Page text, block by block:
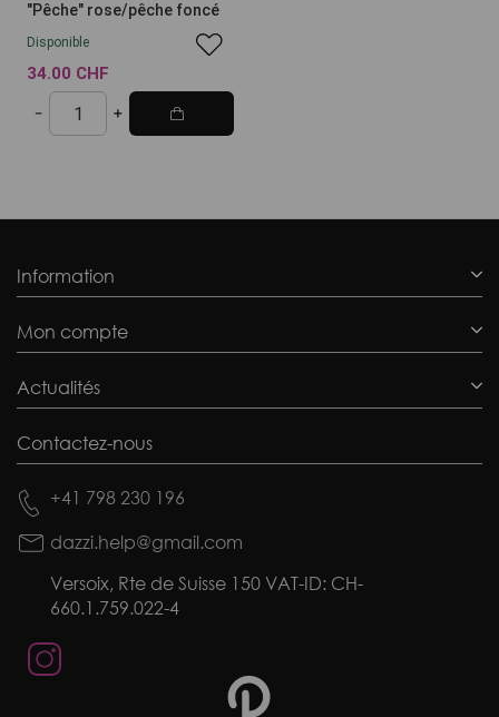
"Pêche" rose/pêche foncé
Disponible
34.00 CHF
Information
Mon compte
Actualités
Contactez-nous
+41 798 230 196
dazzi.help@gmail.com
Versoix, Rte de Suisse 150 VAT-ID: CH-
660.1.759.022-4